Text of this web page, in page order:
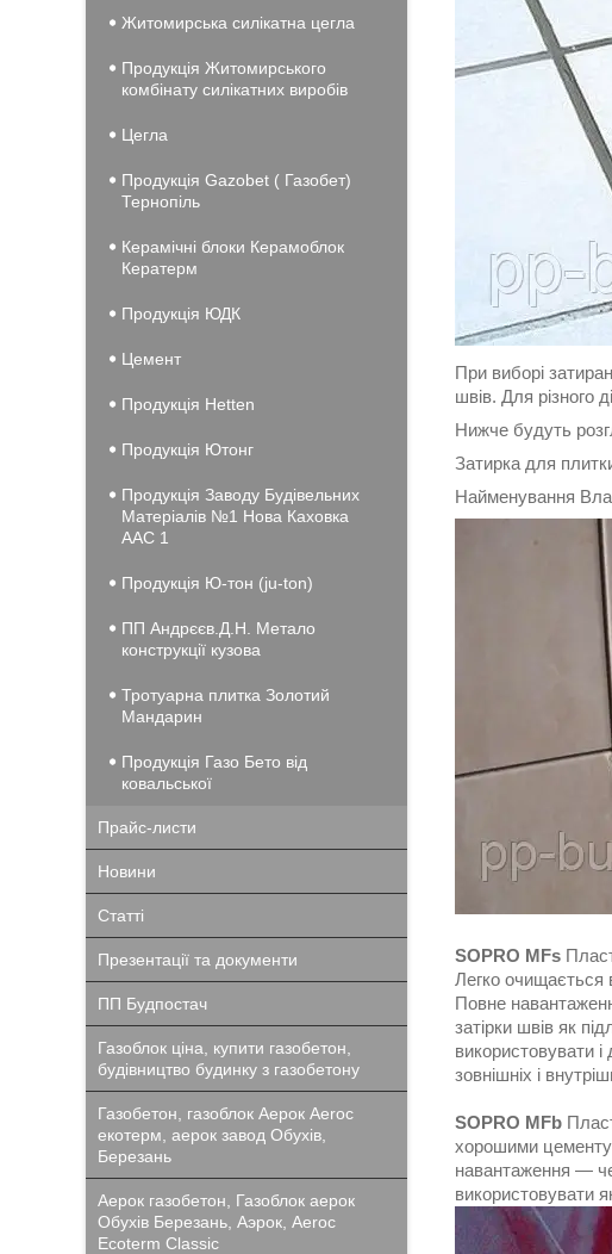
При виборі
швів. Для різного
Нижче будуть
Затирка для
Найменування
SOPRO MFs
Легко очищається
Повне
затірки швів як
використовувати
зовнішніх і
SOPRO MFb
хорошими
навантаження ―
використовувати
Житомирська силікатна цегла
Продукція Житомирського
комбінату силікатних виробів
Цегла
Продукція Gazobet ( Газобет)
Тернопіль
Керамічні блоки Керамоблок
Кератерм
Продукція ЮДК
Цемент
Продукція Hеtten
Продукція Ютонг
Продукція Заводу Будівельних
Матеріалів №1 Нова Каховка
ААС 1
Продукція Ю-тон (ju-ton)
ПП Андрєєв.Д.Н. Метало
конструкції кузова
Тротуарна плитка Золотий
Мандарин
Продукція Газо Бето від
ковальської
Прайс-листи
Новини
Статті
Презентації та документи
ПП Будпостач
Газоблок ціна, купити газобетон,
будівництво будинку з газобетону
Газобетон, газоблок Аерок Aeroc
екотерм, аерок завод Обухів,
Березань
Аерок газобетон, Газоблок аерок
Обухів Березань, Аэрок, Aeroc
Ecoterm Classic